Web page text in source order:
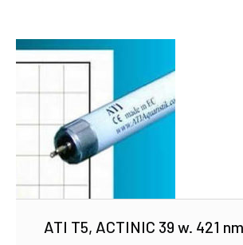
ATI T5, ACTINIC 39 w. 421 nm